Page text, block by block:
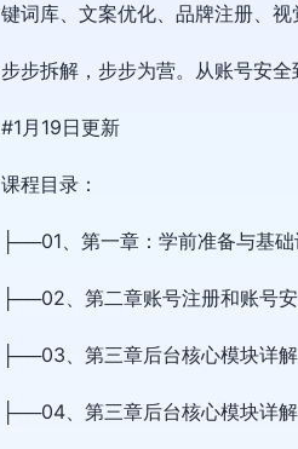
键词库、文案优化、品牌注册、视
步步拆解，步步为营。从账号安
#1月19日更新
课程目录：
├──01、第一章：学前准备与基
├──02、第二章账号注册和账号
├──03、第三章后台核心模块详
├──04、第三章后台核心模块详